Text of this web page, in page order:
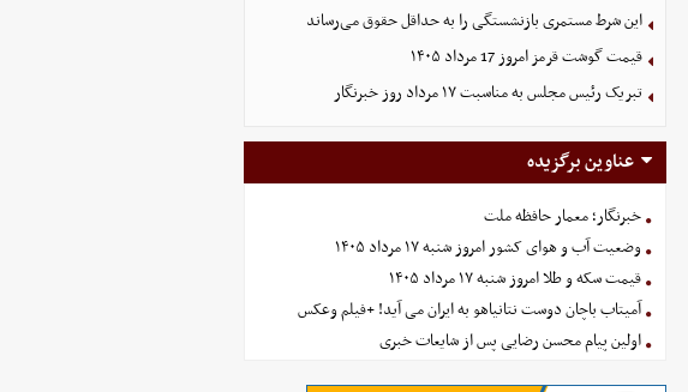
این شرط مستمری بازنشستگی را به حداقل حقوق می‌رساند
قیمت گوشت قرمز امروز 17 مرداد ۱۴۰۵
تبریک رئیس مجلس به مناسبت ۱۷ مرداد روز خبرنگار
عناوین برگزیده
خبرنگار؛ معمار حافظه ملت
وضعیت آب و هوای کشور امروز شنبه ۱۷ مرداد ۱۴۰۵
قیمت سکه و طلا امروز شنبه ۱۷ مرداد ۱۴۰۵
آمیتاب باچان دوست نتانیاهو به ایران می آید! +فیلم وعکس
اولین پیام محسن رضایی پس از شایعات خبری